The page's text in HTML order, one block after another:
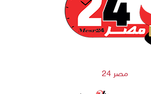
مصر 24